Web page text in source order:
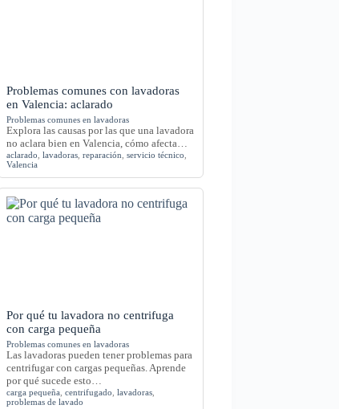
Problemas comunes con lavadoras
en Valencia: aclarado
Problemas comunes en lavadoras
Explora las causas por las que una lavadora
no aclara bien en Valencia, cómo afecta…
aclarado ,lavadoras ,reparación ,servicio técnico
Valencia
Por qué tu lavadora no centrifuga
con carga pequeña
Problemas comunes en lavadoras
Las lavadoras pueden tener problemas para
centrifugar con cargas pequeñas. Aprende
por qué sucede esto…
carga pequeña ,centrifugado ,lavadoras
problemas de lavado